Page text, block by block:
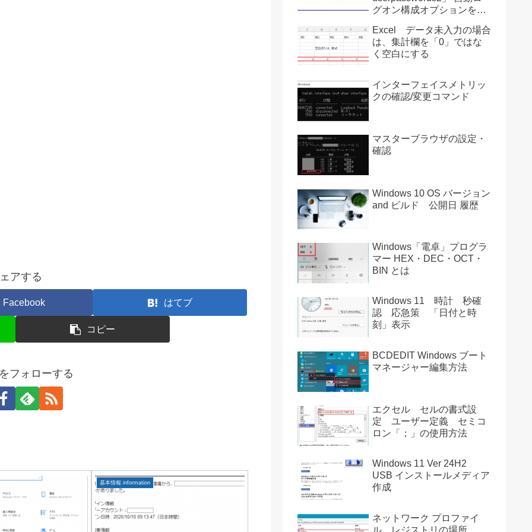
アする
Facebook はてブ
コピー
フォローする
基本情報 information
グオン構成オプションを復
Excel データ未入力の場合
は、集計欄を「0」ではな
く空白にする
インターフェイスメトリッ
クの確認/変更コマンド
マスターブラウザの設定・
確認
Windows 10 OS バージョン
and ビルド 公開日 履歴
Windows「電卓」プログラ
マー HEX・DEC・OCT・
BIN とは
Windows 11 時計 秒確
認 応急策 「日付と時
刻」表示
BCDEDIT Windows ブート
マネージャー編集方法
エクセル セルの書式設
定 ユーザー定義 セミコ
ロン「；」の使用方法
Windows 11 Ver 24H2
USB インストールメディア
作成
ネットワーク プロファイ
ル レジストリの場所